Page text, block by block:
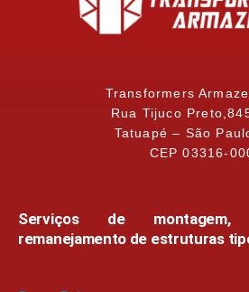
Transformers
Rua Tijuco
Tatuapé – São
CEP 03316-
Serviços de montagem,
remanejamento de estruturas